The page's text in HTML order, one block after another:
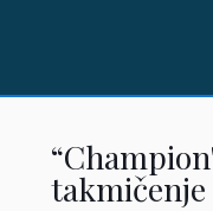
takmičenje